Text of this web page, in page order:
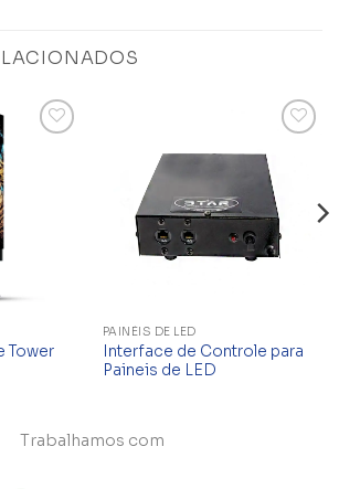
Tower
wishlist
PAINÉIS DE LED
Interface de Controle para
Paineis de LED
Trabalhamos com